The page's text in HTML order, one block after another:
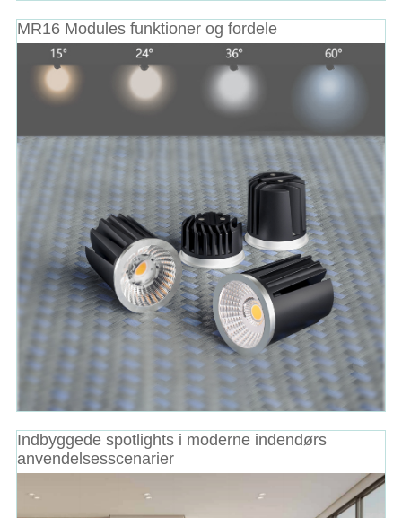
MR16 Modules funktioner og fordele
Indbyggede spotlights i moderne indendørs
anvendelsesscenarier